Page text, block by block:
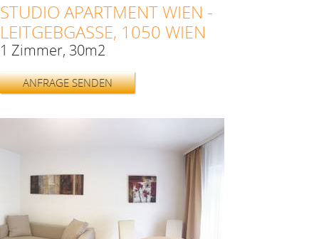
STUDIO APARTMENT WIEN -
LEITGEBGASSE, 1050 WIEN
1 Zimmer, 30m2
ANFRAGE SENDEN